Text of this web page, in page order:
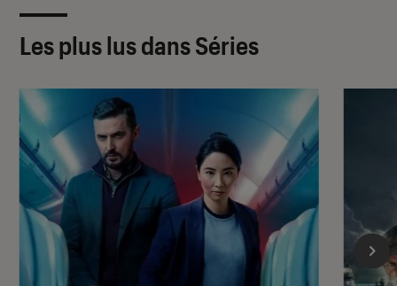
Les plus lus dans Séries